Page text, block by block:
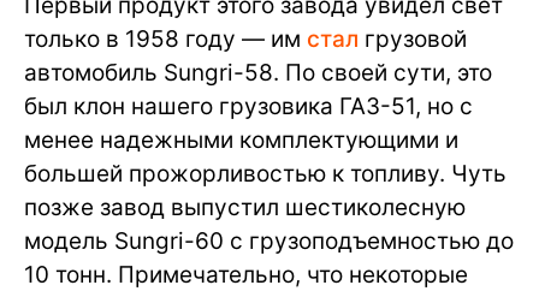
Первый продукт этого завода увидел свет
только в 1958 году — им стал грузовой
автомобиль Sungri-58. По своей сути, это
был клон нашего грузовика ГАЗ-51, но с
менее надежными комплектующими и
большей прожорливостью к топливу. Чуть
позже завод выпустил шестиколесную
модель Sungri-60 с грузоподъемностью до
10 тонн. Примечательно, что некоторые